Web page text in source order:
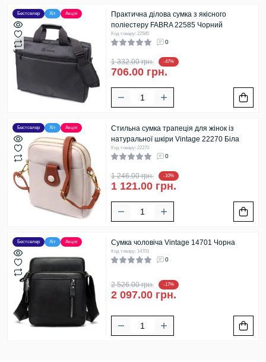
Бестселер Хіт Акція
Практична ділова сумка з якісного
поліестеру FABRA 22585 Чорний
Код товару: 22585
0
1 332.00 грн. -47%
706.00 грн.
Бестселер Хіт Акція
Стильна сумка трапеція для жінок із
натуральної шкіри Vintage 22270 Біла
Код товару: 22270
0
1 246.00 грн. -10%
1 121.00 грн.
Бестселер Хіт Акція Сумка чоловіча Vintage 14701 Чорна
Код товару: 14701
0
2 526.00 грн. -17%
2 097.00 грн.